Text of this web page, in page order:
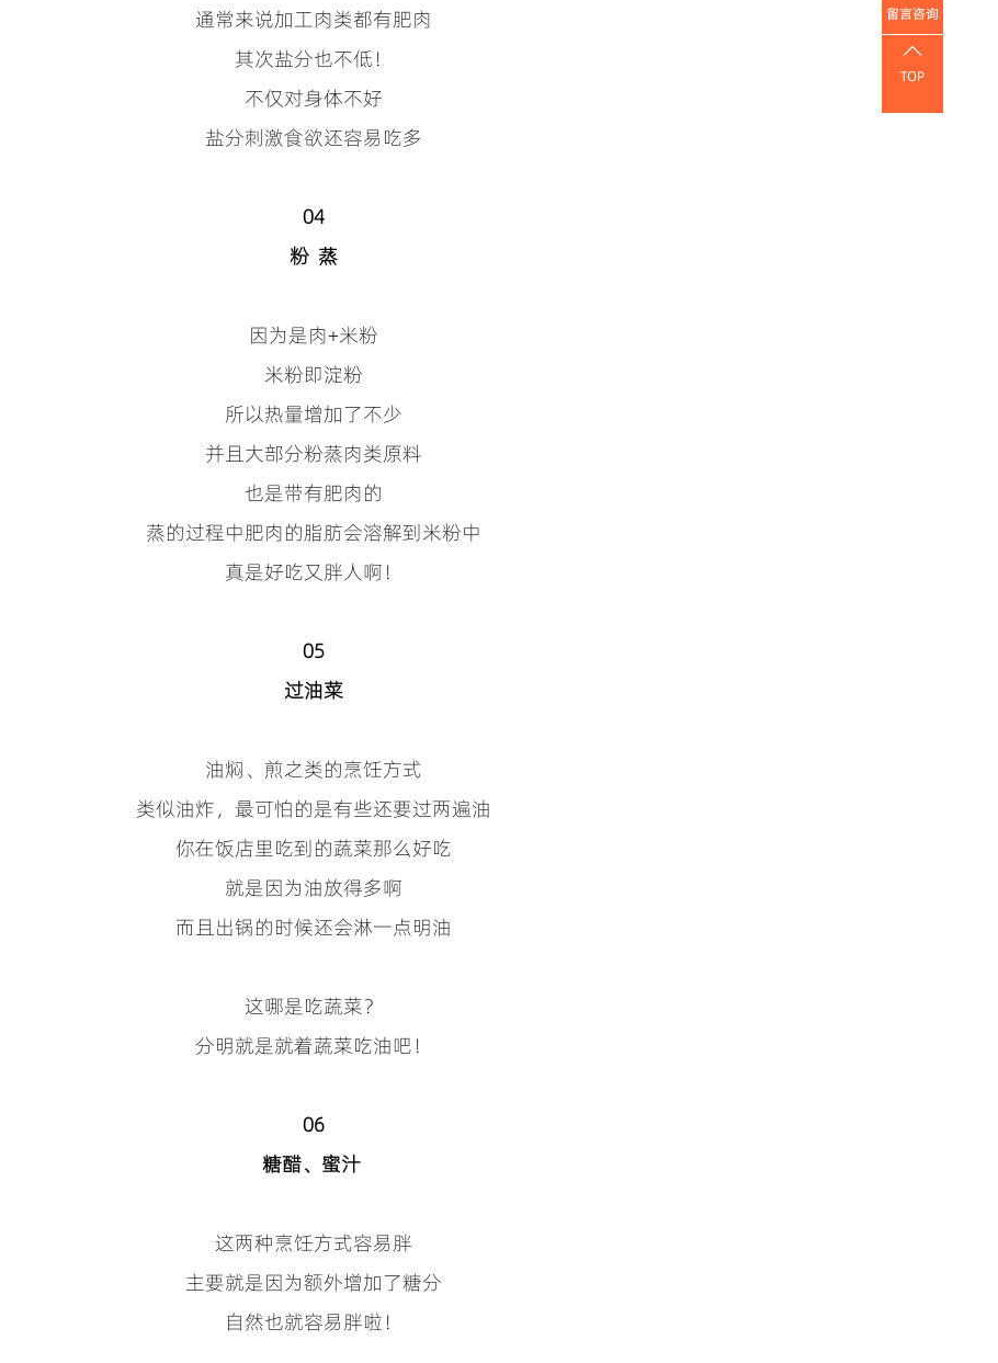
通常来说加工肉类都有肥肉
其次盐分也不低！
不仅对身体不好
盐分刺激食欲还容易吃多
04
粉 蒸
因为是肉+米粉
米粉即淀粉
所以热量增加了不少
并且大部分粉蒸肉类原料
也是带有肥肉的
蒸的过程中肥肉的脂肪会溶解到米粉中
真是好吃又胖人啊！
05
过油菜
油焖、煎之类的烹饪方式
类似油炸，最可怕的是有些还要过两遍油
你在饭店里吃到的蔬菜那么好吃
就是因为油放得多啊
而且出锅的时候还会淋一点明油
这哪是吃蔬菜？
分明就是就着蔬菜吃油吧！
06
糖醋、蜜汁
这两种烹饪方式容易胖
主要就是因为额外增加了糖分
自然也就容易胖啦！
留言咨询

TOP